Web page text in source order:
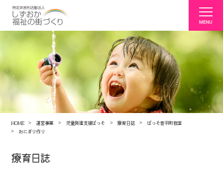
HOME 運営事業 児童発達支援ぱっそ 療育日誌
ぱっそ音羽町教室
おにぎり作り
療育日誌